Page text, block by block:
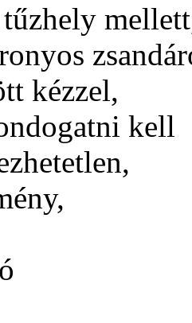
tűzhely
kézzel,
kell